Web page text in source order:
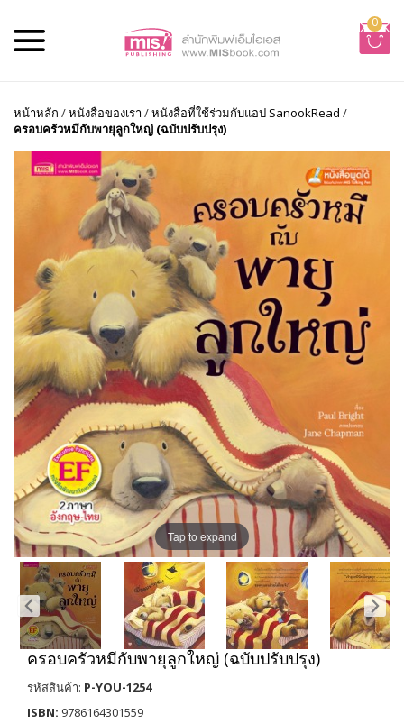
0
หน้าหลัก /หนังสือของเรา /หนังสือที่ใช้ร่วมกับแอป SanookRead /
ครอบครัวหมีกับพายุลูกใหญ่ (ฉบับปรับปรุง)
Tap to expand
ครอบครัวหมีกับพายุลูกใหญ่ (ฉบับปรับปรุง)
รหัสสินค้า: P-YOU-1254
ISBN: 9786164301559